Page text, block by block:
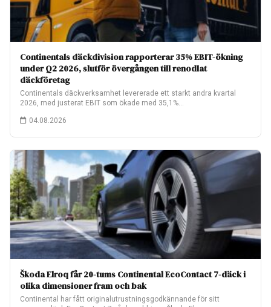
Continentals däckdivision rapporterar 35% EBIT-ökning
under Q2 2026, slutför övergången till renodlat
däckföretag
Continentals däckverksamhet levererade ett starkt andra kvartal
2026, med justerat EBIT som ökade med 35,1%…
04.08.2026
Škoda Elroq får 20-tums Continental EcoContact 7-däck i
olika dimensioner fram och bak
Continental har fått originalutrustningsgodkännande för sitt